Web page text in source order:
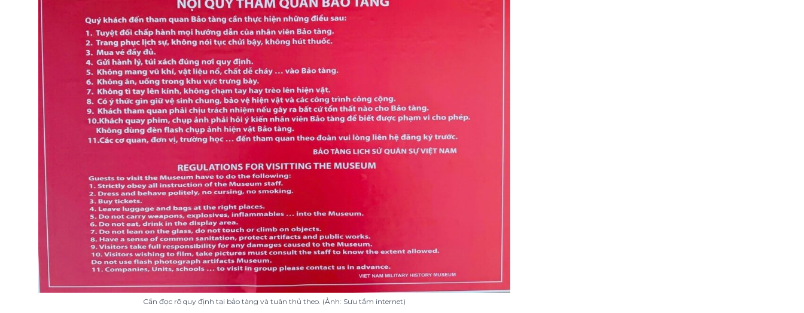
Cần đọc rõ quy định tại bảo tàng và tuân thủ theo. (Ảnh: Sưu tầm internet)